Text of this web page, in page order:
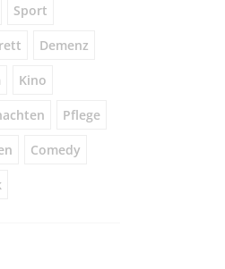
Sport
Demenz
Kino
Pflege
Comedy